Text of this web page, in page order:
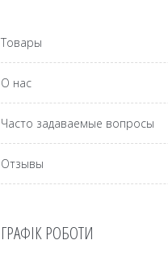
Товары
О нас
Часто задаваемые вопросы
Отзывы
ГРАФІК РОБОТИ